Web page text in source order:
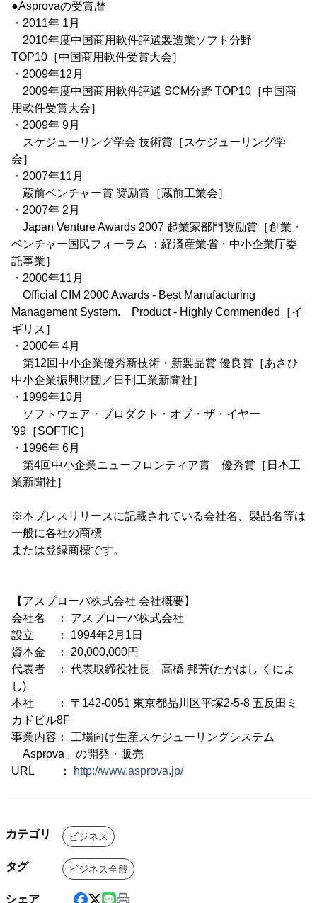
●Asprovaの受賞暦
・2011年 1月
2010年度中国商用軟件評選製造業ソフト分野
TOP10［中国商用軟件受賞大会］
・2009年12月
2009年度中国商用軟件評選 SCM分野 TOP10［中国商
用軟件受賞大会］
・2009年 9月
スケジューリング学会 技術賞［スケジューリング学
会］
・2007年11月
蔵前ベンチャー賞 奨励賞［蔵前工業会］
・2007年 2月
Japan Venture Awards 2007 起業家部門奨励賞［創業・
ベンチャー国民フォーラム ：経済産業省・中小企業庁委
託事業］
・2000年11月
Official CIM 2000 Awards - Best Manufacturing
Management System. Product - Highly Commended［イ
ギリス］
・2000年 4月
第12回中小企業優秀新技術・新製品賞 優良賞［あさひ
中小企業振興財団／日刊工業新聞社］
・1999年10月
ソフトウェア・プロダクト・オブ・ザ・イヤー
'99［SOFTIC］
・1996年 6月
第4回中小企業ニューフロンティア賞 優秀賞［日本工
業新聞社］
※本プレスリリースに記載されている会社名、製品名等は
一般に各社の商標
または登録商標です。
【アスプローバ株式会社 会社概要】
会社名 ： アスプローバ株式会社
設立 ： 1994年2月1日
資本金 ： 20,000,000円
代表者 ： 代表取締役社長 高橋 邦芳(たかはし くによ
し)
本社 ： 〒142-0051 東京都品川区平塚2-5-8 五反田ミ
カドビル8F
事業内容： 工場向け生産スケジューリングシステム
「Asprova」の開発・販売
URL ：
http://www.asprova.jp/
カテゴリ ビジネス
タグ ビジネス全般
シェア